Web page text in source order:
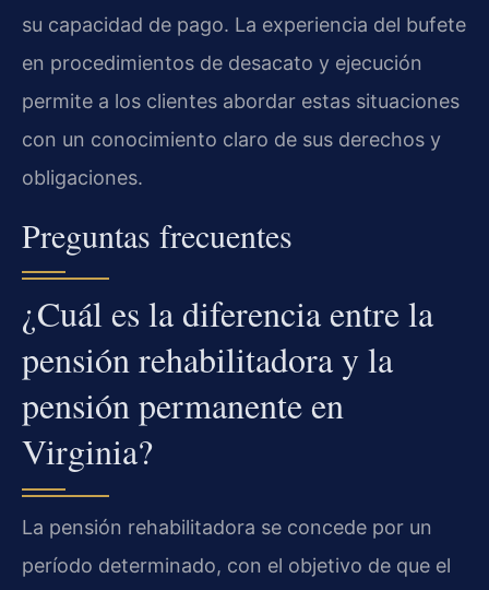
su capacidad de pago. La experiencia del bufete
en procedimientos de desacato y ejecución
permite a los clientes abordar estas situaciones
con un conocimiento claro de sus derechos y
obligaciones.
Preguntas frecuentes
¿Cuál es la diferencia entre la
pensión rehabilitadora y la
pensión permanente en
Virginia?
La pensión rehabilitadora se concede por un
período determinado, con el objetivo de que el